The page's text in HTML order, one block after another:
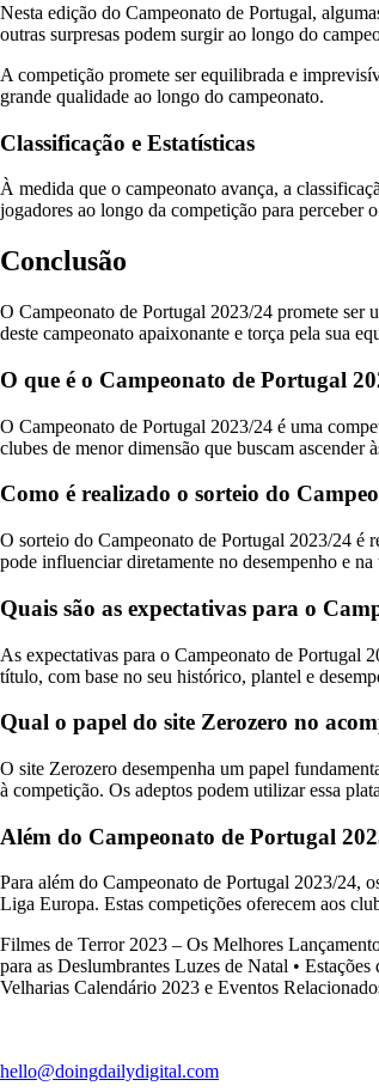
Nesta edição do Campeonato de Portugal,
outras surpresas podem surgir ao longo do
A competição promete ser equilibrada e
grande qualidade ao longo do campeonato.
Classificação e Estatísticas
À medida que o campeonato avança, a
jogadores ao longo da competição para perceber
Conclusão
O Campeonato de Portugal 2023/24 promete ser
deste campeonato apaixonante e torça pela sua
O que é o Campeonato de Portugal
O Campeonato de Portugal 2023/24 é uma
clubes de menor dimensão que buscam
Como é realizado o sorteio do
O sorteio do Campeonato de Portugal 2023/24 é
pode influenciar diretamente no desempenho e
Quais são as expectativas para o
As expectativas para o Campeonato de Portugal
título, com base no seu histórico, plantel e
Qual o papel do site Zerozero no
O site Zerozero desempenha um papel
à competição. Os adeptos podem utilizar essa
Além do Campeonato de Portugal
Para além do Campeonato de Portugal 2023/24,
Liga Europa. Estas competições oferecem aos
Filmes de Terror 2023 – Os Melhores
para as Deslumbrantes Luzes de Natal •
Velharias Calendário 2023 e Eventos
hello@doingdailydigital.com